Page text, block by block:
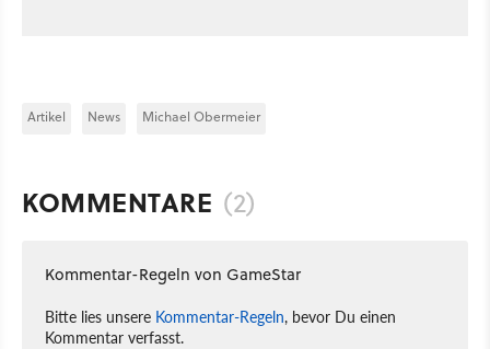
Artikel News Michael Obermeier
KOMMENTARE (2)
Kommentar-Regeln von GameStar
Bitte lies unsere Kommentar-Regeln, bevor Du einen
Kommentar verfasst.